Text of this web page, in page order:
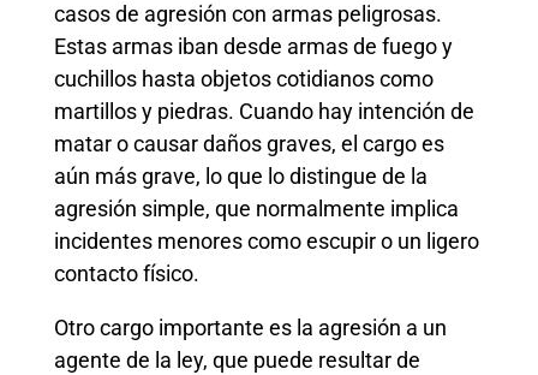
casos de agresión con armas peligrosas.
Estas armas iban desde armas de fuego y
cuchillos hasta objetos cotidianos como
martillos y piedras. Cuando hay intención de
matar o causar daños graves, el cargo es
aún más grave, lo que lo distingue de la
agresión simple, que normalmente implica
incidentes menores como escupir o un ligero
contacto físico.
Otro cargo importante es la agresión a un
agente de la ley, que puede resultar de